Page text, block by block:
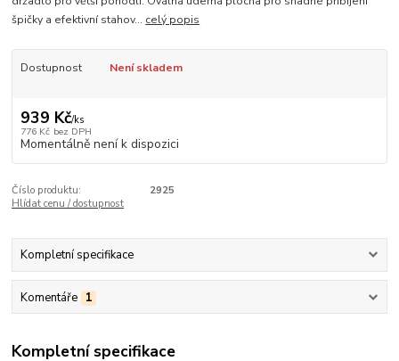
špičky a efektivní stahov... celý popis
Dostupnost Není skladem
939 Kč/ks
776 Kč bez DPH
Momentálně není k dispozici
Číslo produktu:
2925
Hlídat cenu / dostupnost
Kompletní specifikace
Komentáře 1
Kompletní specifikace